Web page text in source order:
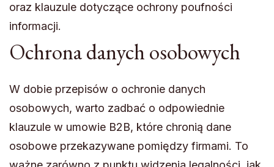
oraz klauzule dotyczące ochrony poufności
informacji.
Ochrona danych osobowych
W dobie przepisów o ochronie danych
osobowych, warto zadbać o odpowiednie
klauzule w umowie B2B, które chronią dane
osobowe przekazywane pomiędzy firmami. To